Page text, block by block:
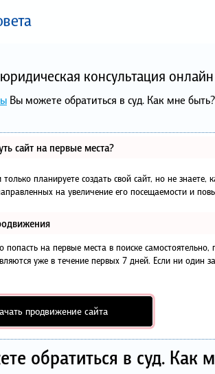
консультация
Вы можете обратиться в суд. Как мне быть?
сайт на первые места?
планируете создать свой сайт, но не
на увеличение его посещаемости и
попасть на первые места в поиске
уже в течение первых 7 дней. Если ни один
продвижение сайта
обратиться в суд. Как